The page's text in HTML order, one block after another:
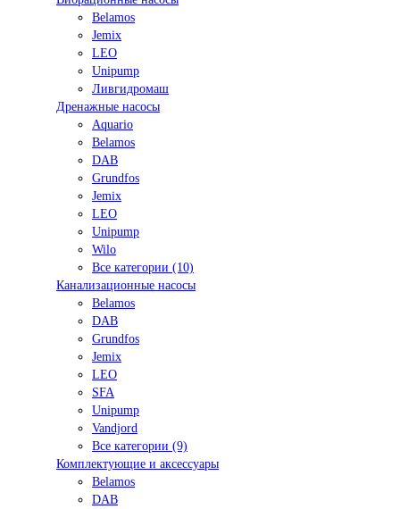
Belamos
Jemix
LEO
Unipump
Ливгидромаш
Дренажные насосы
Aquario
Belamos
DAB
Grundfos
Jemix
LEO
Unipump
Wilo
Все категории (10)
Канализационные насосы
Belamos
DAB
Grundfos
Jemix
LEO
SFA
Unipump
Vandjord
Все категории (9)
Комплектующие и аксессуары
Belamos
DAB